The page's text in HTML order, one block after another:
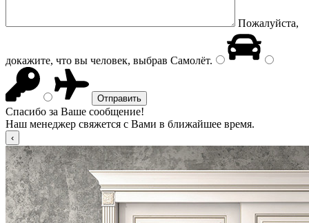
Пожалуйста,
докажите, что вы человек, выбрав Самолёт.
Спасибо за Ваше сообщение!
Наш менеджер свяжется с Вами в ближайшее время.